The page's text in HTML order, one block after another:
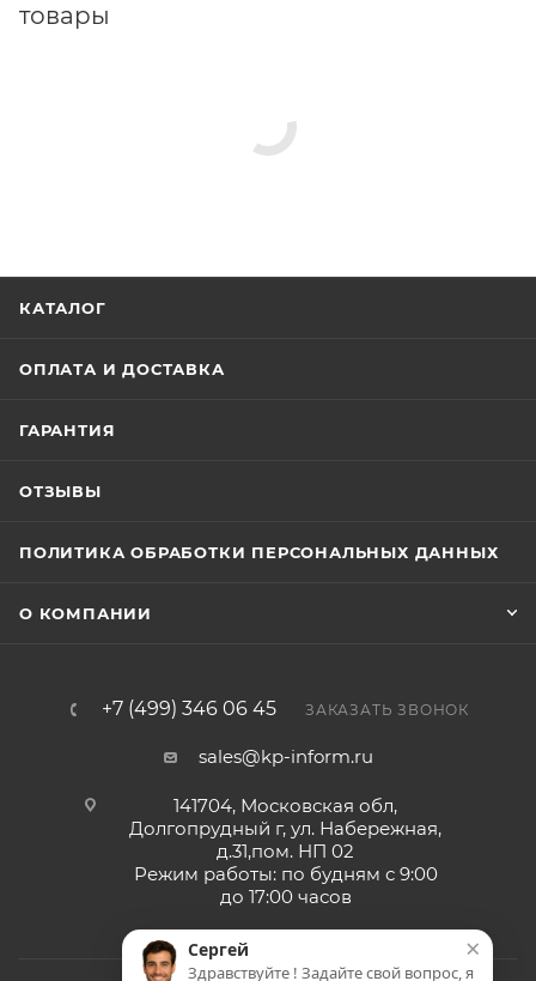
товары
КАТАЛОГ
ОПЛАТА И ДОСТАВКА
ГАРАНТИЯ
ОТЗЫВЫ
ПОЛИТИКА ОБРАБОТКИ ПЕРСОНАЛЬНЫХ ДАННЫХ
О КОМПАНИИ
+7 (499) 346 06 45 ЗАКАЗАТЬ ЗВОНОК
sales@kp-inform.ru
141704, Московская обл,
Долгопрудный г, ул. Набережная,
д.31,пом. НП 02
Режим работы: по будням с 9:00
до 17:00 часов
×
Сергей
Здравствуйте ! Задайте свой вопрос, я